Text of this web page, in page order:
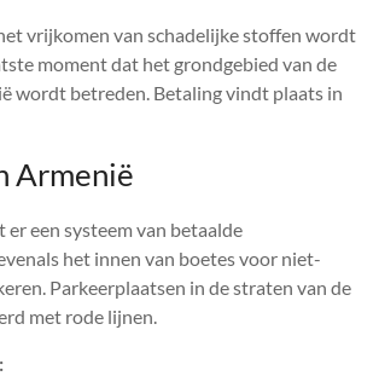
vrijkomen van schadelijke stoffen wordt
moment dat het grondgebied van de
wordt betreden. Betaling vindt plaats in
Armenië
er een systeem van betaalde
het innen van boetes voor niet-
Parkeerplaatsen in de straten van de
met rode lijnen.